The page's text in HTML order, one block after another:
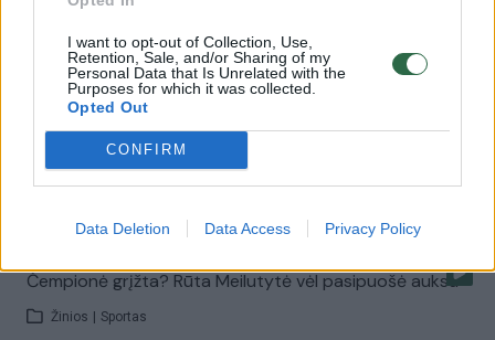
I want to opt-out of Collection, Use,
Retention, Sale, and/or Sharing of my
Personal Data that Is Unrelated with the
Purposes for which it was collected.
Opted Out
CONFIRM
Data Deletion Data Access Privacy Policy
treniruotis JAV arba Australijoje
Žinios | Sportas
Lietuvos plaukikai iš Belgijos parsiveža 11 apdovanojimų
Čempionė grįžta? Rūta Meilutytė vėl pasipuošė auksu
Žinios | Sportas